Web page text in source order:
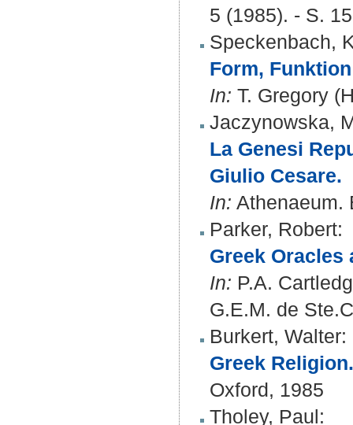
5 (1985). - S.
Speckenbach,
Form,
In: T. Gregory
Jaczynowska,
La Genesi
Giulio Cesare.
In: Athenaeum.
Parker, Robert:
Greek Oracles
In: P.A.
G.E.M. de
Burkert, Walter:
Greek
Oxford, 1985
Tholey, Paul: